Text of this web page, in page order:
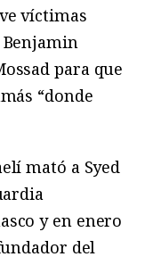
víctimas
Benjamin
para que
“donde
mató a Syed
y en enero
del